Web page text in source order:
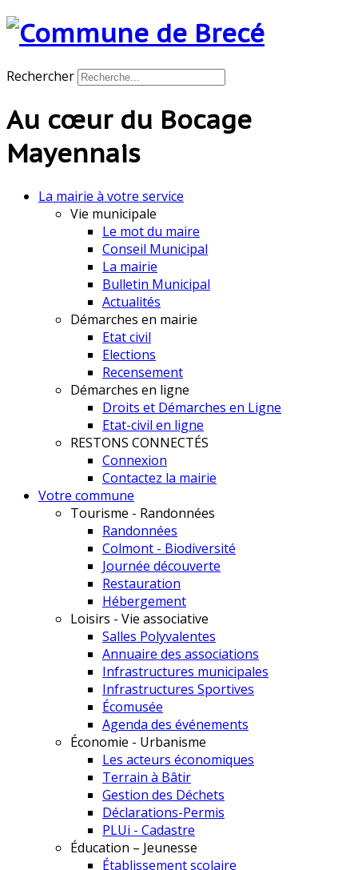
Rechercher
Au cœur du Bocage
Mayennais
La mairie à votre service
Vie municipale
Le mot du maire
Conseil Municipal
La mairie
Bulletin Municipal
Actualités
Démarches en mairie
Etat civil
Elections
Recensement
Démarches en ligne
Droits et Démarches en Ligne
Etat-civil en ligne
RESTONS CONNECTÉS
Connexion
Contactez la mairie
Votre commune
Tourisme - Randonnées
Randonnées
Colmont - Biodiversité
Journée découverte
Restauration
Hébergement
Loisirs - Vie associative
Salles Polyvalentes
Annuaire des associations
Infrastructures municipales
Infrastructures Sportives
Écomusée
Agenda des événements
Économie - Urbanisme
Les acteurs économiques
Terrain à Bâtir
Gestion des Déchets
Déclarations-Permis
PLUi - Cadastre
Éducation – Jeunesse
Établissement scolaire